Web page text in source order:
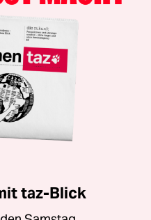
taz-Blick